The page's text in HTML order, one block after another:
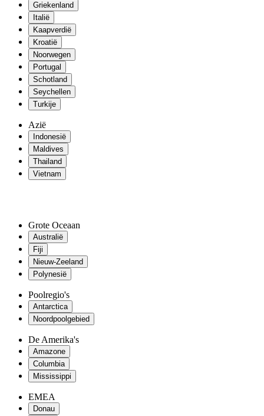
Griekenland
Italië
Kaapverdië
Kroatië
Noorwegen
Portugal
Schotland
Seychellen
Turkije
Azië
Indonesië
Maldives
Thailand
Vietnam
Grote Oceaan
Australië
Fiji
Nieuw-Zeeland
Polynesië
Poolregio's
Antarctica
Noordpoolgebied
De Amerika's
Amazone
Columbia
Mississippi
EMEA
Donau